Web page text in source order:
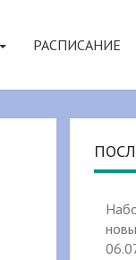
РАСПИСАНИЕ